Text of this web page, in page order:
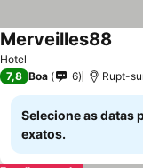
Hotel
Merveilles88
7,8 Boa 6 Rupt-
Selecione as datas
exatos.